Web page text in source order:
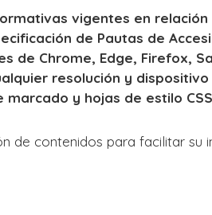
vigentes en
de Pautas de
de Chrome, Edge, Firefox,
resolución y
y hojas de estilo
de contenidos para facilitar